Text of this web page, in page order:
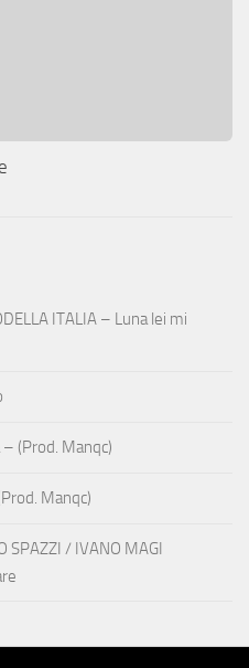
ITALIA – Luna lei mi
(Prod. Manqc)
Manqc)
SPAZZI / IVANO MAGI